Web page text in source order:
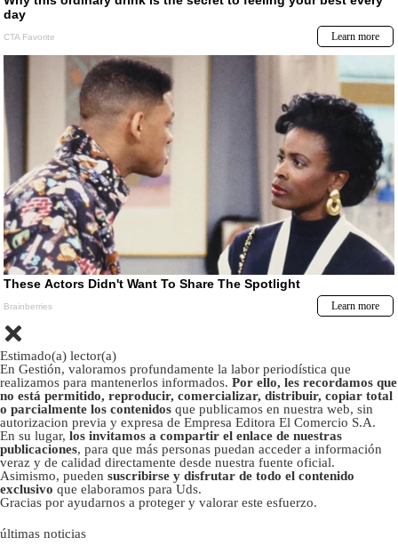
Estimado(a) lector(a)
En Gestión, valoramos profundamente la labor periodística que
realizamos para mantenerlos informados. Por ello, les recordamos que
no está permitido, reproducir, comercializar, distribuir, copiar total
o parcialmente los contenidos que publicamos en nuestra web, sin
autorizacion previa y expresa de Empresa Editora El Comercio S.A.
En su lugar, los invitamos a compartir el enlace de nuestras
publicaciones, para que más personas puedan acceder a información
veraz y de calidad directamente desde nuestra fuente oficial.
Asimismo, pueden suscribirse y disfrutar de todo el contenido
exclusivo que elaboramos para Uds.
Gracias por ayudarnos a proteger y valorar este esfuerzo.
últimas noticias